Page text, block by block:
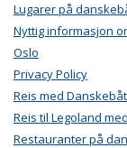
Lugarer på
Nyttig informasjon
Oslo
Privacy Policy
Reis med
Reis til Legoland
Restauranter på